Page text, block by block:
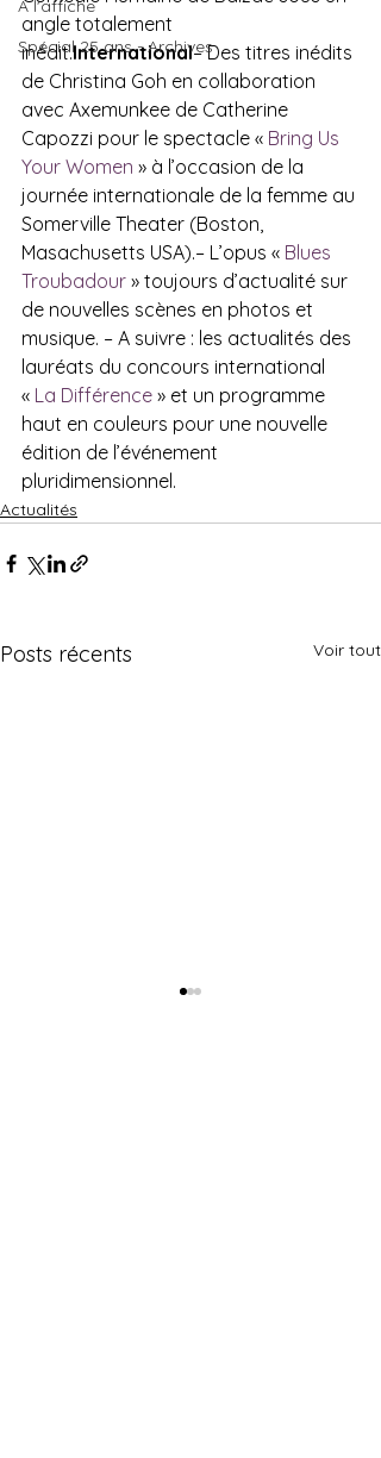
A l'affiche
Spécial 25 ans - Archives
angle totalement
inédit.International– Des titres inédits
de Christina Goh en collaboration
avec Axemunkee de Catherine
Capozzi pour le spectacle « Bring Us
Your Women » à l’occasion de la
journée internationale de la femme au
Somerville Theater (Boston,
Masachusetts USA).– L’opus « Blues
Troubadour » toujours d’actualité sur
de nouvelles scènes en photos et
musique. – A suivre : les actualités des
lauréats du concours international
« La Différence » et un programme
haut en couleurs pour une nouvelle
édition de l’événement
pluridimensionnel.
Actualités
Posts récents Voir tout